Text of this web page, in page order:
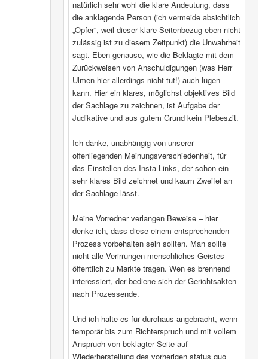
natürlich sehr wohl die klare Andeutung, dass
die anklagende Person (ich vermeide absichtlich
„Opfer“, weil dieser klare Seitenbezug eben nicht
zulässig ist zu diesem Zeitpunkt) die Unwahrheit
sagt. Eben genauso, wie die Beklagte mit dem
Zurückweisen von Anschuldigungen (was Herr
Ulmen hier allerdings nicht tut!) auch lügen
kann. Hier ein klares, möglichst objektives Bild
der Sachlage zu zeichnen, ist Aufgabe der
Judikative und aus gutem Grund kein Plebeszit.
Ich danke, unabhängig von unserer
offenliegenden Meinungsverschiedenheit, für
das Einstellen des Insta-Links, der schon ein
sehr klares Bild zeichnet und kaum Zweifel an
der Sachlage lässt.
Meine Vorredner verlangen Beweise – hier
denke ich, dass diese einem entsprechenden
Prozess vorbehalten sein sollten. Man sollte
nicht alle Verirrungen menschliches Geistes
öffentlich zu Markte tragen. Wen es brennend
interessiert, der bediene sich der Gerichtsakten
nach Prozessende.
Und ich halte es für durchaus angebracht, wenn
temporär bis zum Richterspruch und mit vollem
Anspruch von beklagter Seite auf
Wiederherstellung des vorherigen status quo